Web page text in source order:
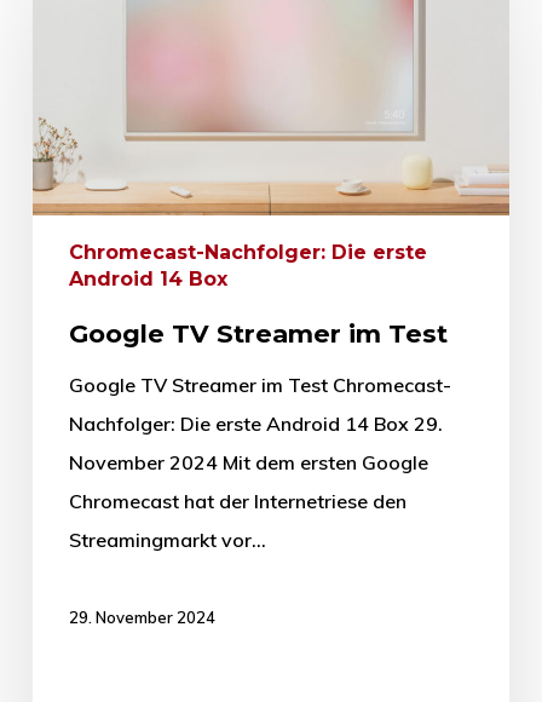
Chromecast-Nachfolger: Die erste
Android 14 Box
Google TV Streamer im Test
Google TV Streamer im Test Chromecast-
Nachfolger: Die erste Android 14 Box 29.
November 2024 Mit dem ersten Google
Chromecast hat der Internetriese den
Streamingmarkt vor…
29. November 2024